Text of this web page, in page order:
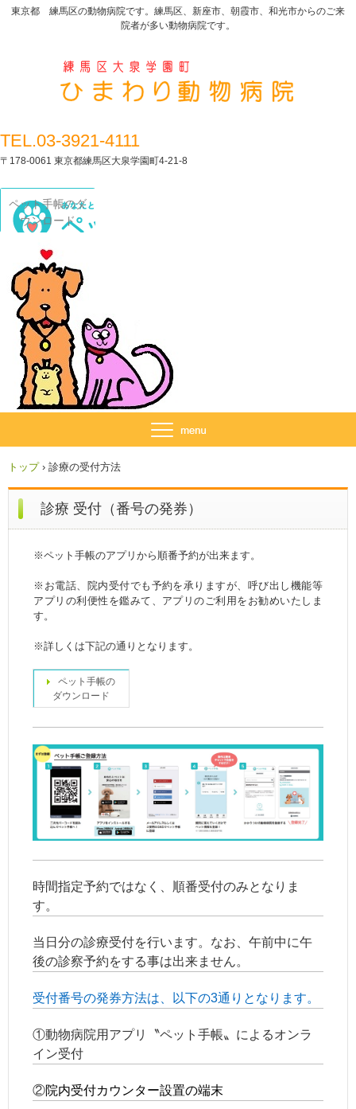
東京都 練馬区の動物病院です。練馬区、新座市、朝霞市、和光市からのご来
院者が多い動物病院です。
TEL.03-3921-4111
〒178-0061 東京都練馬区大泉学園町4-21-8
ペット手帳のダ
ウンロード
トップ › 診療の受付方法
診療 受付（番号の発券）
※ペット手帳のアプリから順番予約が出来ます。
※お電話、院内受付でも予約を承りますが、呼び出し機能等
アプリの利便性を鑑みて、アプリのご利用をお勧めいたしま
す。
※詳しくは下記の通りとなります。
ペット手帳の
ダウンロード
時間指定予約ではなく、順番受付のみとなりま
す。
当日分の診療受付を行います。なお、午前中に午
後の診察予約をする事は出来ません。
受付番号の発券方法は、以下の3通りとなります。
①動物病院用アプリ〝ペット手帳〟によるオンラ
イン受付
②院内受付カウンター設置の端末